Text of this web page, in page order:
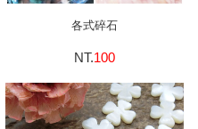
各式碎石
NT.100